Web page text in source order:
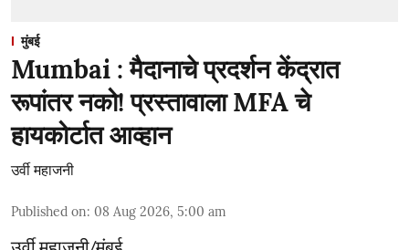
मुंबई
Mumbai : मैदानाचे प्रदर्शन केंद्रात
रूपांतर नको! प्रस्तावाला MFA चे
हायकोर्टात आव्हान
उर्वी महाजनी
Published on: 08 Aug 2026, 5:00 am